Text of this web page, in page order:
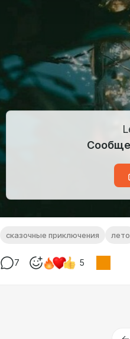
сказочные приключения лето
7 5